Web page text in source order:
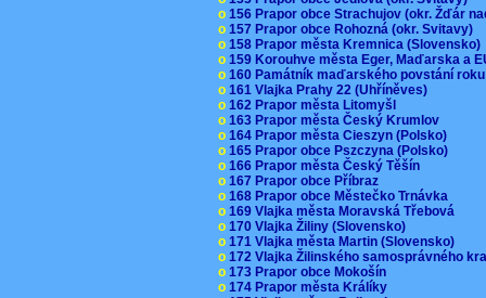
o 156 Prapor obce Strachujov (okr. Žďár
o 157 Prapor obce Rohozná (okr. Svitavy)
o 158 Prapor města Kremnica (Slovensko)
o 159 Korouhve města Eger, Maďarska a
o 160 Památník maďarského povstání
o 161 Vlajka Prahy 22 (Uhříněves)
o 162 Prapor města Litomyšl
o 163 Prapor města Český Krumlov
o 164 Prapor města Cieszyn (Polsko)
o 165 Prapor obce Pszczyna (Polsko)
o 166 Prapor města Český Těšín
o 167 Prapor obce Příbraz
o 168 Prapor obce Městečko Trnávka
o 169 Vlajka města Moravská Třebová
o 170 Vlajka Žiliny (Slovensko)
o 171 Vlajka města Martin (Slovensko)
o 172 Vlajka Žilinského samosprávného
o 173 Prapor obce Mokošín
o 174 Prapor města Králíky